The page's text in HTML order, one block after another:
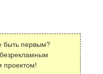
быть первым?
проектом!